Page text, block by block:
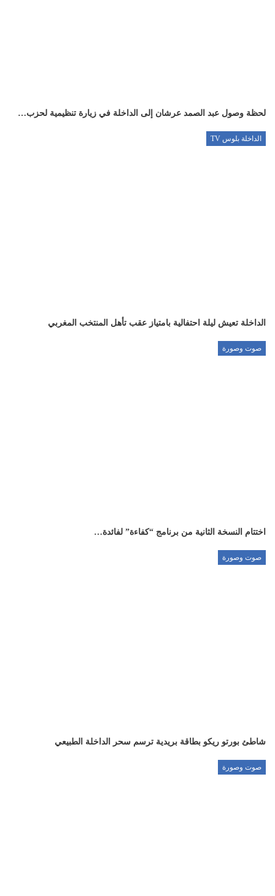
لحظة وصول عبد الصمد عرشان إلى الداخلة في زيارة تنظيمية لحزب…
الداخلة بلوس TV
الداخلة تعيش ليلة احتفالية بامتياز عقب تأهل المنتخب المغربي
صوت وصورة
اختتام النسخة الثانية من برنامج “كفاءة” لفائدة…
صوت وصورة
شاطئ بورتو ريكو بطاقة بريدية ترسم سحر الداخلة الطبيعي
صوت وصورة